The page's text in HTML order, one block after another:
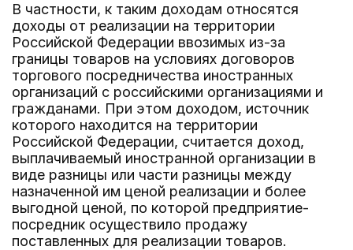
В частности, к таким доходам относятся
доходы от реализации на территории
Российской Федерации ввозимых из-за
границы товаров на условиях договоров
торгового посредничества иностранных
организаций с российскими организациями и
гражданами. При этом доходом, источник
которого находится на территории
Российской Федерации, считается доход,
выплачиваемый иностранной организации в
виде разницы или части разницы между
назначенной им ценой реализации и более
выгодной ценой, по которой предприятие-
посредник осуществило продажу
поставленных для реализации товаров.